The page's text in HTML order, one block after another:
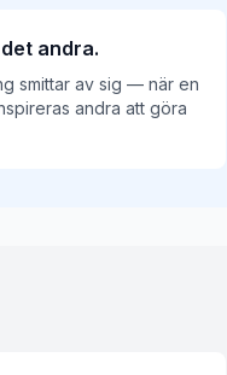
andra.
smittar av sig — när en
andra att göra